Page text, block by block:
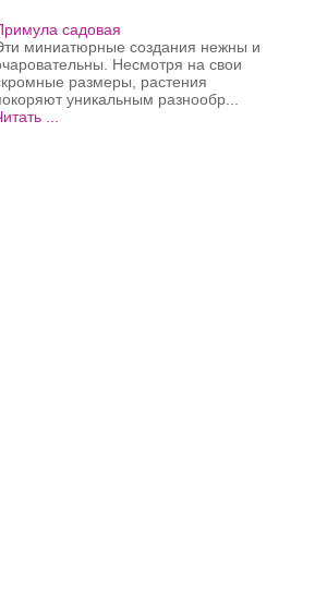
садовая
миниатюрные создания нежны и
Несмотря на свои
размеры, растения
уникальным разнообр...
...